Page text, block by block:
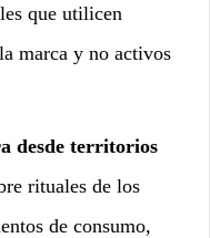
que utilicen
marca y no activos
desde territorios
rituales de los
de consumo,